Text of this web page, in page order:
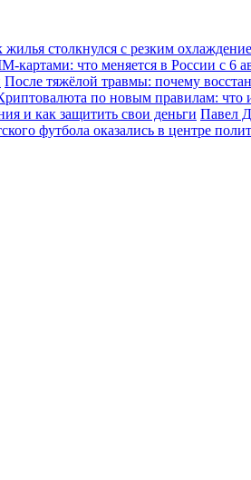
столкнулся с резким
что меняется в России с 6
После тяжёлой травмы: почему
по новым правилам: что
и как защитить свои деньги Павел
футбола оказались в центре